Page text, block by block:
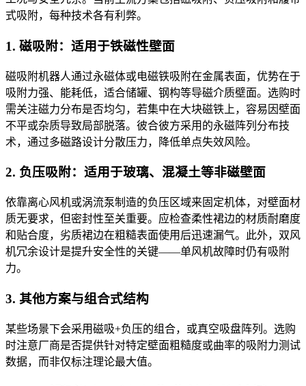
式吸附，每种技术各有利弊。
1. 磁吸附：适用于铁磁性壁面
磁吸附机器人通过永磁体或电磁铁吸附在金属表面，优势在于
吸附力强、能耗低，适合储罐、钢构等导磁介质壁面。选购时
需关注磁力分布是否均匀，若集中在大块磁铁上，容易因壁面
不平或杂质导致局部脱落。彼合彼方采用的永磁阵列分布技
术，通过多磁路设计分散压力，降低单点失效风险。
2. 负压吸附：适用于玻璃、混凝土等非磁壁面
依靠离心风机或涡流泵制造的负压区域来固定机体，对壁面材
质无要求，但密封性至关重要。应检查柔性裙边的材质耐磨度
和贴合度，劣质裙边在粗糙表面使用后迅速漏气。此外，双风
机冗余设计是提升安全性的关键——单风机故障时仍有吸附
力。
3. 其他方案与组合式结构
某些场景下会采用磁吸+负压的组合，或真空吸盘阵列。选购
时注意厂商是否提供针对特定壁面粗糙度或曲率的吸附力测试
数据，而非仅标注理论最大值。